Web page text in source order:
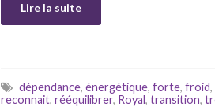
Lire la suite
dépendance, énergétique, forte, froid,
reconnait, rééquilibrer, Royal, transition,